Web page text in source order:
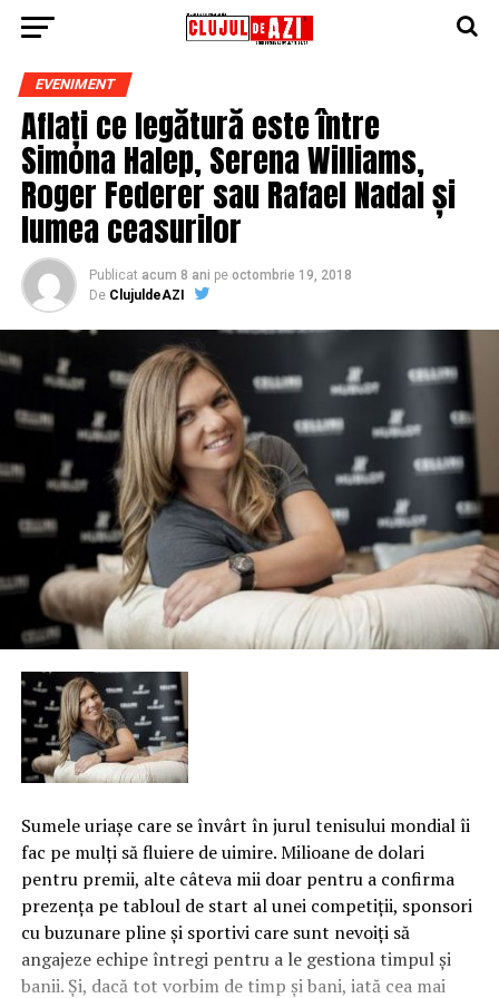
EVENIMENT
Aflați ce legătură este între
Simona Halep, Serena Williams,
Roger Federer sau Rafael Nadal și
lumea ceasurilor
Publicat acum 8 ani pe octombrie 19, 2018
De ClujuldeAZI
Sumele uriaşe care se învârt în jurul tenisului mondial îi
fac pe mulţi să fluiere de uimire. Milioane de dolari
pentru premii, alte câteva mii doar pentru a confirma
prezenţa pe tabloul de start al unei competiţii, sponsori
cu buzunare pline şi sportivi care sunt nevoiţi să
angajeze echipe întregi pentru a le gestiona timpul şi
banii. Și, dacă tot vorbim de timp şi bani, iată cea mai